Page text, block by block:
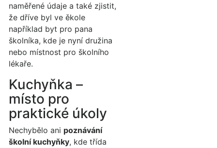
naměřené údaje a také zjistit,
že dříve byl ve ěkole
například byt pro pana
školníka, kde je nyní družina
nebo místnost pro školního
lékaře.
Kuchyňka –
místo pro
praktické úkoly
Nechybělo ani poznávání
školní kuchyňky, kde třída